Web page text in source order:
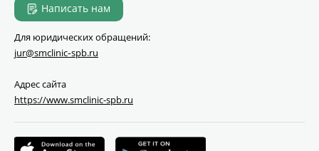
Написать нам
Для юридических обращений:
jur@smclinic‑spb.ru
Адрес сайта
https://www.smclinic-spb.ru